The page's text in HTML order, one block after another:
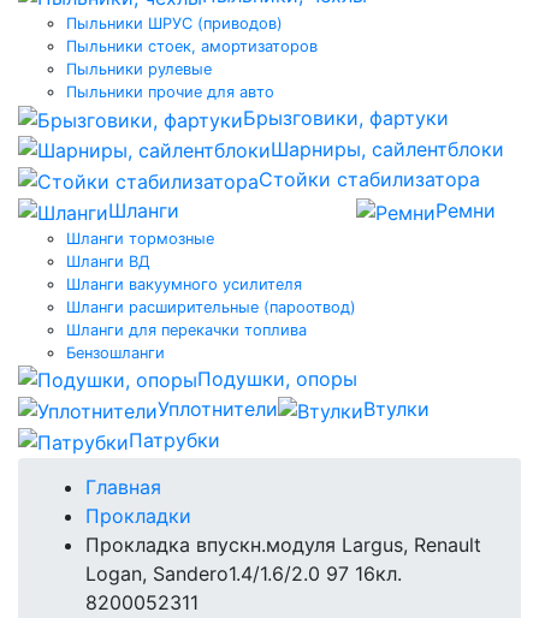
Пыльники ШРУС (приводов)
Пыльники стоек, амортизаторов
Пыльники рулевые
Пыльники прочие для авто
Брызговики, фартуки
Шарниры, сайлентблоки
Стойки стабилизатора
Шланги
Шланги тормозные
Шланги ВД
Шланги вакуумного усилителя
Шланги расширительные (пароотвод)
Шланги для перекачки топлива
Бензошланги
Ремни
Подушки, опоры
Уплотнители
Втулки
Патрубки
Главная
Прокладки
Прокладка впускн.модуля Largus, Renault
Logan, Sandero1.4/1.6/2.0 97 16кл.
8200052311